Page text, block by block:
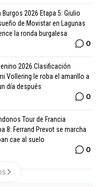
2026 Etapa 5: Giulio
de Movistar en Lagunas
la ronda burgalesa
0
2026 Clasificación
Vollering le roba el amarillo a
día después
0
Tour de Francia
8: Ferrand Prevot se marcha
cae al suelo
0